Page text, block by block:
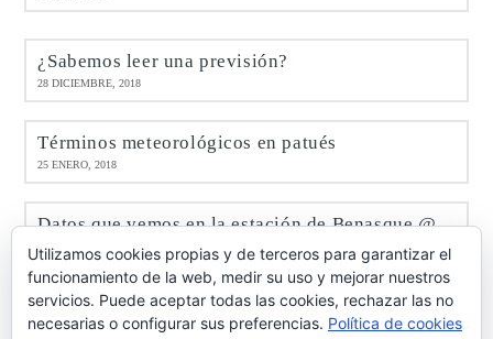
¿Sabemos leer una previsión?
28 DICIEMBRE, 2018
Términos meteorológicos en patués
25 ENERO, 2018
Datos que vemos en la estación de Benasque @meteobenás
9 ENERO, 2017
Octubre de 2016 en Benasque @meteobenás
7 NOVIEMBRE, 2016
Utilizamos cookies propias y de terceros para garantizar el
funcionamiento de la web, medir su uso y mejorar nuestros
servicios. Puede aceptar todas las cookies, rechazar las no
necesarias o configurar sus preferencias. Política de cookies